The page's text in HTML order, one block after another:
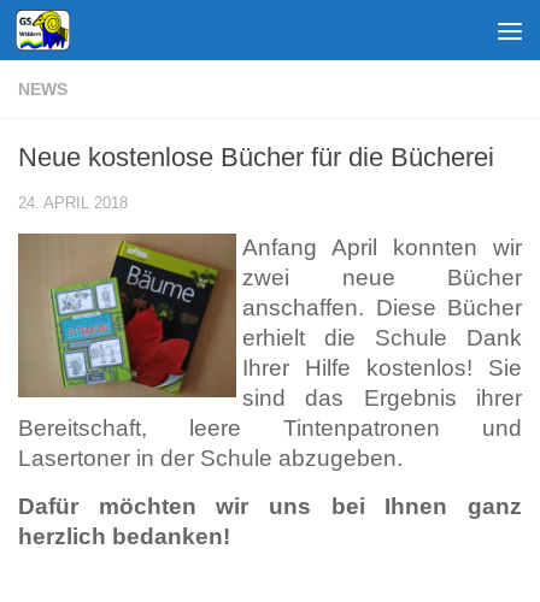
Zum Inhalt springen
NEWS
Neue kostenlose Bücher für die Bücherei
24. APRIL 2018
Anfang April konnten wir
zwei neue Bücher
anschaffen. Diese Bücher
erhielt die Schule Dank
Ihrer Hilfe kostenlos! Sie
sind das Ergebnis ihrer
Bereitschaft, leere Tintenpatronen und
Lasertoner in der Schule abzugeben.
Dafür möchten wir uns bei Ihnen ganz
herzlich bedanken!